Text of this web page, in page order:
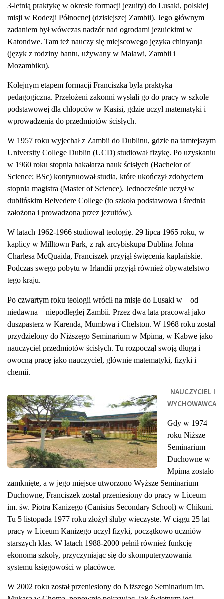
3-letnią praktykę w okresie formacji jezuity) do Lusaki, polskiej
misji w Rodezji Północnej (dzisiejszej Zambii). Jego głównym
zadaniem był wówczas nadzór nad ogrodami jezuickimi w
Katondwe. Tam też nauczy się miejscowego języka chinyanja
(język z rodziny bantu, używany w Malawi, Zambii i
Mozambiku).
Kolejnym etapem formacji Franciszka była praktyka
pedagogiczna. Przełożeni zakonni wysłali go do pracy w szkole
podstawowej dla chłopców w Kasisi, gdzie uczył matematyki i
wprowadzenia do przedmiotów ścisłych.
W 1957 roku wyjechał z Zambii do Dublinu, gdzie na tamtejszym
University College Dublin (UCD) studiował fizykę. Po uzyskaniu
w 1960 roku stopnia bakałarza nauk ścisłych (Bachelor of
Science; BSc) kontynuował studia, które ukończył zdobyciem
stopnia magistra (Master of Science). Jednocześnie uczył w
dublińskim Belvedere College (to szkoła podstawowa i średnia
założona i prowadzona przez jezuitów).
W latach 1962-1966 studiował teologię. 29 lipca 1965 roku, w
kaplicy w Milltown Park, z rąk arcybiskupa Dublina Johna
Charlesa McQuaida, Franciszek przyjął święcenia kapłańskie.
Podczas swego pobytu w Irlandii przyjął również obywatelstwo
tego kraju.
Po czwartym roku teologii wrócił na misje do Lusaki w – od
niedawna – niepodległej Zambii. Przez dwa lata pracował jako
duszpasterz w Karenda, Mumbwa i Chelston. W 1968 roku został
przydzielony do Niższego Seminarium w Mpima, w Kabwe jako
nauczyciel przedmiotów ścisłych. Tu rozpoczął swoją długą i
owocną pracę jako nauczyciel, głównie matematyki, fizyki i
chemii.
NAUCZYCIEL I
WYCHOWAWCA
Gdy w 1974
roku Niższe
Seminarium
Duchowne w
Mpima zostało
zamknięte, a w jego miejsce utworzono Wyższe Seminarium
Duchowne, Franciszek został przeniesiony do pracy w Liceum
im. św. Piotra Kanizego (Canisius Secondary School) w Chikuni.
Tu 5 listopada 1977 roku złożył śluby wieczyste. W ciągu 25 lat
pracy w Liceum Kanizego uczył fizyki, początkowo uczniów
starszych klas. W latach 1988-2000 pełnił również funkcję
ekonoma szkoły, przyczyniając się do skomputeryzowania
systemu księgowości w placówce.
W 2002 roku został przeniesiony do Niższego Seminarium im.